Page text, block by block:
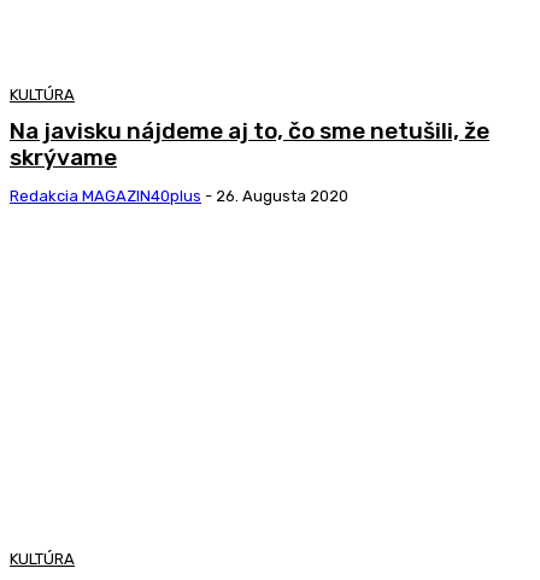
KULTÚRA
Na javisku nájdeme aj to, čo sme netušili, že
skrývame
Redakcia MAGAZIN40plus - 26. Augusta 2020
KULTÚRA